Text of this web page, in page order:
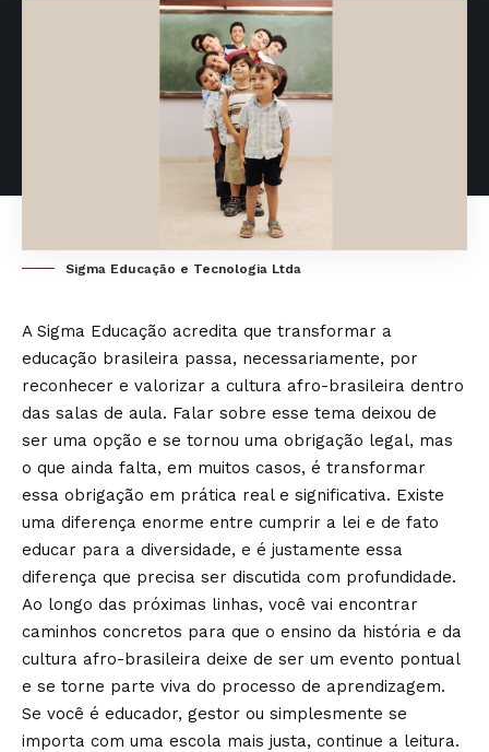
Sigma Educação e Tecnologia Ltda
A Sigma Educação acredita que transformar a
educação brasileira passa, necessariamente, por
reconhecer e valorizar a cultura afro-brasileira dentro
das salas de aula. Falar sobre esse tema deixou de
ser uma opção e se tornou uma obrigação legal, mas
o que ainda falta, em muitos casos, é transformar
essa obrigação em prática real e significativa. Existe
uma diferença enorme entre cumprir a lei e de fato
educar para a diversidade, e é justamente essa
diferença que precisa ser discutida com profundidade.
Ao longo das próximas linhas, você vai encontrar
caminhos concretos para que o ensino da história e da
cultura afro-brasileira deixe de ser um evento pontual
e se torne parte viva do processo de aprendizagem.
Se você é educador, gestor ou simplesmente se
importa com uma escola mais justa, continue a leitura.